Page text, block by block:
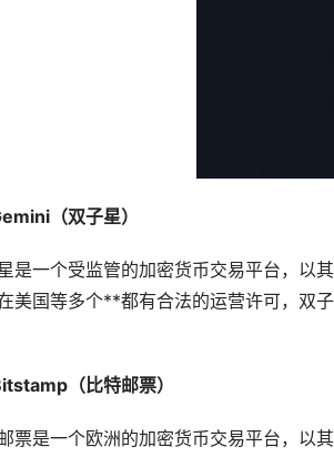
（双子星）
是一个受监管的加密货币交易平台，以
美国等多个**都有合法的运营许可，双
（比特邮票）
票是一个欧洲的加密货币交易平台，以